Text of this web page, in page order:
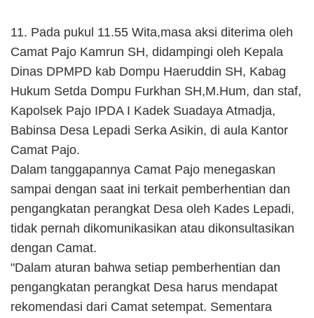
11. Pada pukul 11.55 Wita,masa aksi diterima oleh
Camat Pajo Kamrun SH, didampingi oleh Kepala
Dinas DPMPD kab Dompu Haeruddin SH, Kabag
Hukum Setda Dompu Furkhan SH,M.Hum, dan staf,
Kapolsek Pajo IPDA I Kadek Suadaya Atmadja,
Babinsa Desa Lepadi Serka Asikin, di aula Kantor
Camat Pajo.
Dalam tanggapannya Camat Pajo menegaskan
sampai dengan saat ini terkait pemberhentian dan
pengangkatan perangkat Desa oleh Kades Lepadi,
tidak pernah dikomunikasikan atau dikonsultasikan
dengan Camat.
"Dalam aturan bahwa setiap pemberhentian dan
pengangkatan perangkat Desa harus mendapat
rekomendasi dari Camat setempat. Sementara